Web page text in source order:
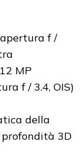
f /
MP
f / 3.4, OIS)
della
3D